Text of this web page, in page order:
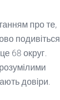
про те,
подивіться
68 округ.
довіри.